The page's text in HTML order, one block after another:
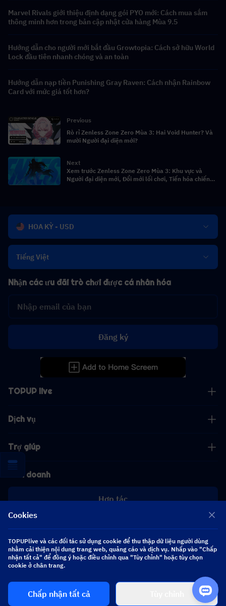
Marvel Rivals giới thiệu định dạng gói PYO mới: Cách mua sắm
thông minh hơn trong bản cập nhật cửa hàng Mùa 9.5
Hướng dẫn cho người mới bắt đầu Growtopia: Cách sở hữu World
Lock đầu tiên nhanh chóng và an toàn
Hướng dẫn nạp tiền Punishing Gray Raven: Cách nhận Rainbow
Card với mức giá tốt hơn?
Previous
Rò rỉ Zenless Zone Zero Mùa 3: Hai Void Hunter? Và
mười Người đại diện mới?
Next
Xem trước Zenless Zone Zero Mùa 3: Khu vực và
Người đại diện mới, Đổi mới lối chơi, Tiến hóa chiến
HOA KỲ - USD
Tiếng Việt
TOPUP live
Dịch vụ
Trợ giúp
Kinh doanh
Hợp tác
[email protected]
Nhận các ưu đãi trò chơi được cá nhân hóa
Đăng ký
Theo dõi chúng tôi
Copyright 2026 SEA WHALE TECHNOLOGY PTE.LTD. All Rights Reserved.
Cookies
TOPUPlive và các đối tác sử dụng cookie để thu thập dữ liệu người dùng
nhằm cải thiện nội dung trang web, quảng cáo và dịch vụ. Nhấp vào "Chấp
nhận tất cả" để đồng ý hoặc điều chỉnh qua "Tùy chỉnh" hoặc tùy chọn
cookie ở chân trang.
Chấp nhận tất cả